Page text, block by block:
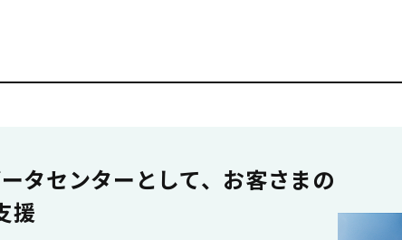
タセンターとして、お客さまの
援